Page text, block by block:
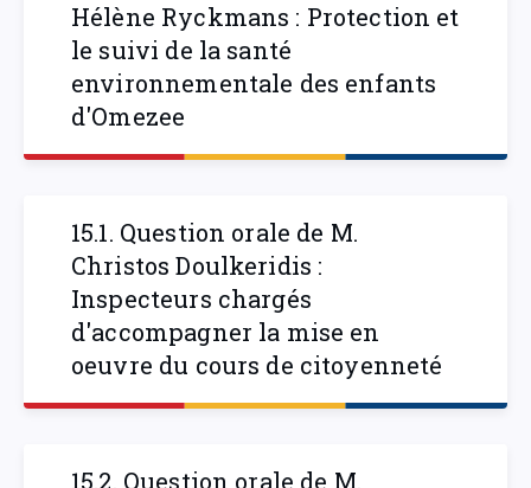
Hélène Ryckmans : Protection et
le suivi de la santé
environnementale des enfants
d'Omezee
15.1. Question orale de M.
Christos Doulkeridis :
Inspecteurs chargés
d'accompagner la mise en
oeuvre du cours de citoyenneté
15.2. Question orale de M.